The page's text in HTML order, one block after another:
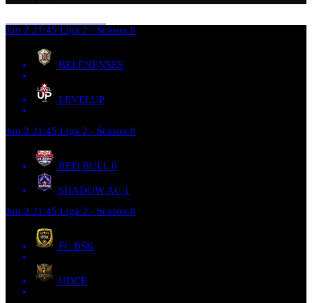
Jun 2 21:45 Liga 2 - Season 8
BELENENSES
LEVELUP
Jun 2 21:45 Liga 2 - Season 8
RED BULL 0
SHADOW AC 1
Jun 2 21:45 Liga 2 - Season 8
FC BSK
UDCE